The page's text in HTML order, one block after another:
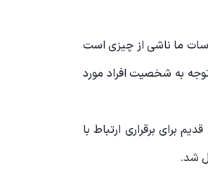
می تواند شما را به گذشته برگرداند. تحقیقات نشان می دهد که 75 درصد از احساسات ما ناشی از چیزی است
با توجه به شخصیت افراد مورد
که قدیم برای برقراری ارتباط با
شد.